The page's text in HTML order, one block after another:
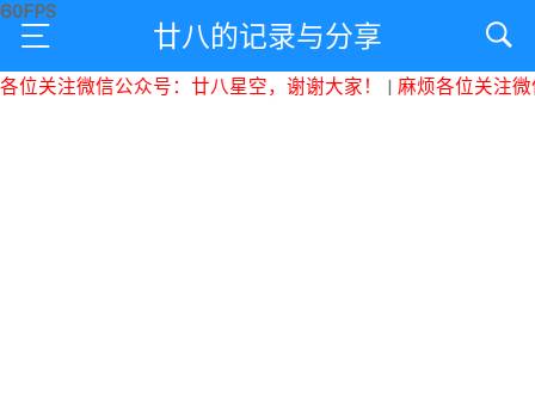
廿八的记录与分享
关注微信公众号：廿八星空，谢谢大家！| 麻烦各位关注微